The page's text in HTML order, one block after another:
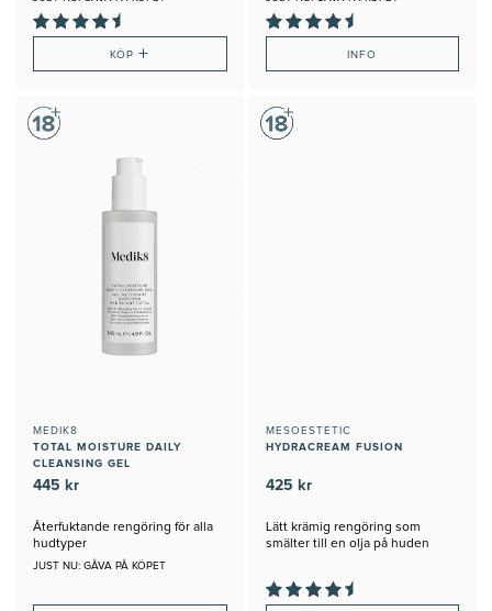
KÖP+ INFO
MEDIK8
TOTAL MOISTURE DAILY
CLEANSING GEL
445 kr
Återfuktande rengöring för alla
hudtyper
JUST NU: GÅVA PÅ KÖPET
MESOESTETIC
HYDRACREAM FUSION
425 kr
Lätt krämig rengöring som
smälter till en olja på huden